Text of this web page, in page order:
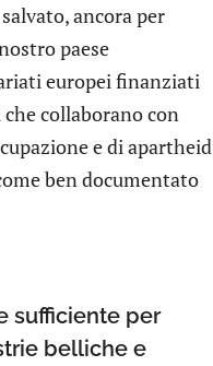
ancora per
paese
europei finanziati
collaborano con
e di apartheid
ben documentato
sufficiente per
belliche e